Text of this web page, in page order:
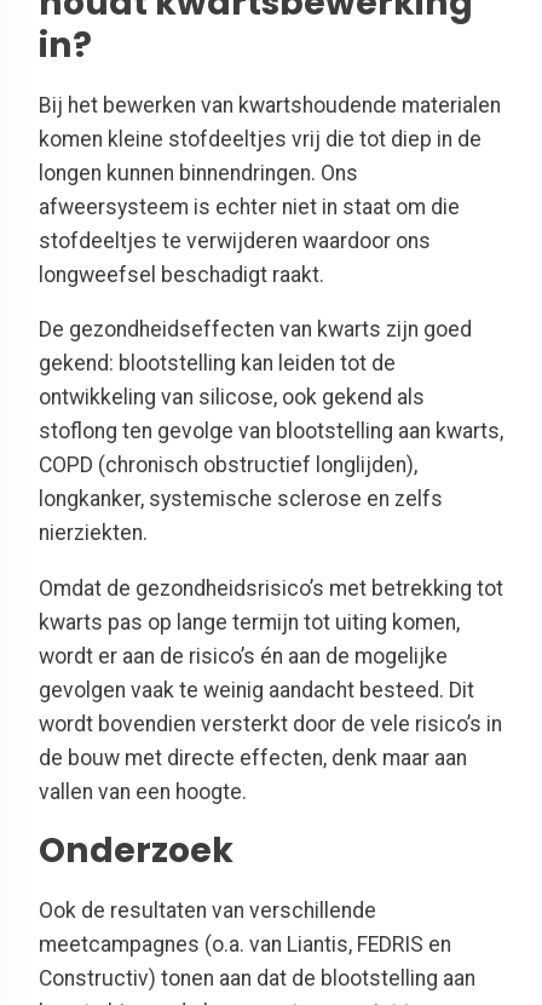
in?
Bij het bewerken van kwartshoudende materialen
komen kleine stofdeeltjes vrij die tot diep in de
longen kunnen binnendringen. Ons
afweersysteem is echter niet in staat om die
stofdeeltjes te verwijderen waardoor ons
longweefsel beschadigt raakt.
De gezondheidseffecten van kwarts zijn goed
gekend: blootstelling kan leiden tot de
ontwikkeling van silicose, ook gekend als
stoflong ten gevolge van blootstelling aan kwarts,
COPD (chronisch obstructief longlijden),
longkanker, systemische sclerose en zelfs
nierziekten.
Omdat de gezondheidsrisico’s met betrekking tot
kwarts pas op lange termijn tot uiting komen,
wordt er aan de risico’s én aan de mogelijke
gevolgen vaak te weinig aandacht besteed. Dit
wordt bovendien versterkt door de vele risico’s in
de bouw met directe effecten, denk maar aan
vallen van een hoogte.
Onderzoek
Ook de resultaten van verschillende
meetcampagnes (o.a. van Liantis, FEDRIS en
Constructiv) tonen aan dat de blootstelling aan